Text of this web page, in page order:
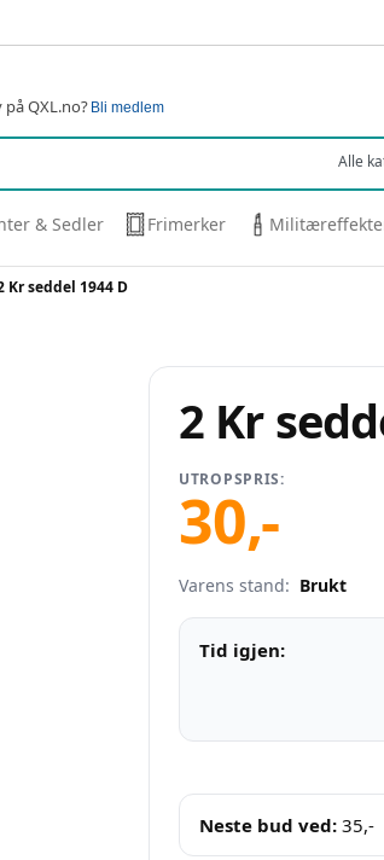
på QXL.no? Bli medlem
& Sedler Frimerker
Kr seddel 1944 D
2 Kr
UTROPSPRIS:
30,-
Varens stand: Brukt
Tid igjen:
Neste bud ved: 35,-